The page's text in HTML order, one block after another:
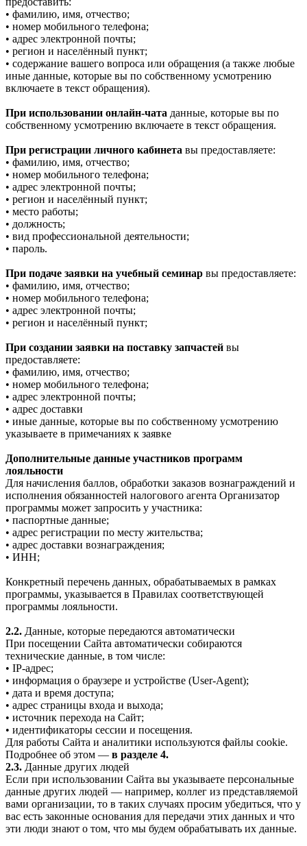
• фамилию, имя, отчество;
• номер мобильного телефона;
• адрес электронной почты;
• регион и населённый пункт;
• содержание вашего вопроса или обращения (а также любые
иные данные, которые вы по собственному усмотрению
включаете в текст обращения).
При использовании онлайн-чата данные, которые вы по
собственному усмотрению включаете в текст обращения.
При регистрации личного кабинета вы предоставляете:
• фамилию, имя, отчество;
• номер мобильного телефона;
• адрес электронной почты;
• регион и населённый пункт;
• место работы;
• должность;
• вид профессиональной деятельности;
• пароль.
При подаче заявки на учебный семинар вы предоставляете:
• фамилию, имя, отчество;
• номер мобильного телефона;
• адрес электронной почты;
• регион и населённый пункт;
При создании заявки на поставку запчастей вы
предоставляете:
• фамилию, имя, отчество;
• номер мобильного телефона;
• адрес электронной почты;
• адрес доставки
• иные данные, которые вы по собственному усмотрению
указываете в примечаниях к заявке
Дополнительные данные участников программ
лояльности
Для начисления баллов, обработки заказов вознаграждений и
исполнения обязанностей налогового агента Организатор
программы может запросить у участника:
• паспортные данные;
• адрес регистрации по месту жительства;
• адрес доставки вознаграждения;
• ИНН;
Конкретный перечень данных, обрабатываемых в рамках
программы, указывается в Правилах соответствующей
программы лояльности.
2.2. Данные, которые передаются автоматически
При посещении Сайта автоматически собираются
технические данные, в том числе:
• IP-адрес;
• информация о браузере и устройстве (User-Agent);
• дата и время доступа;
• адрес страницы входа и выхода;
• источник перехода на Сайт;
• идентификаторы сессии и посещения.
Для работы Сайта и аналитики используются файлы cookie.
Подробнее об этом — в разделе 4.
2.3. Данные других людей
Если при использовании Сайта вы указываете персональные
данные других людей — например, коллег из представляемой
вами организации, то в таких случаях просим убедиться, что у
вас есть законные основания для передачи этих данных и что
эти люди знают о том, что мы будем обрабатывать их данные.